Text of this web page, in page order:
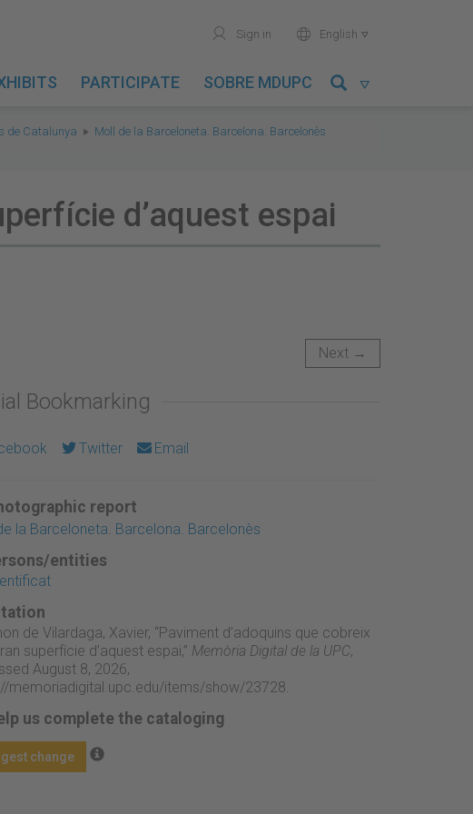
user Sign in world English 
PARTICIPATE SOBRE MDUPC 
de Catalunya
Moll de la Barceloneta. Barcelona. Barcelonès
d’aquest espai
Next →
Bookmarking
Twitter Email
report
la Barceloneta. Barcelona. Barcelonès
entities
de Vilardaga, Xavier, “Paviment d’adoquins que cobreix
superfície d’aquest espai,” Memòria Digital de la UPC,
August 8, 2026,
memoriadigital.upc.edu/items/show/23728
us complete the cataloging
change